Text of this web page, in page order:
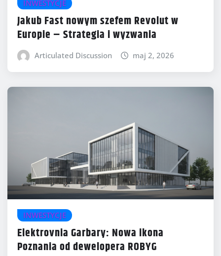
INWESTYCJE
Jakub Fast nowym szefem Revolut w
Europie – Strategia i wyzwania
Articulated Discussion maj 2, 2026
INWESTYCJE
Elektrovnia Garbary: Nowa ikona
Poznania od dewelopera ROBYG